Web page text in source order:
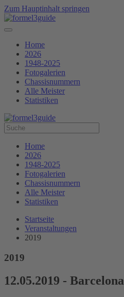
Zum Hauptinhalt springen
Home
2026
1948-2025
Fotogalerien
Chassisnummern
Alle Meister
Statistiken
Home
2026
1948-2025
Fotogalerien
Chassisnummern
Alle Meister
Statistiken
Startseite
Veranstaltungen
2019
2019
12.05.2019 - Barcelona